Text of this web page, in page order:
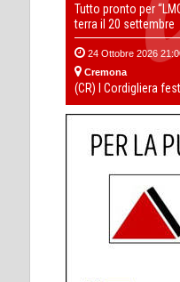
Tutto pronto per
terra il 20 settembre
24 Ottobre 2026
Cremona
(CR) I Cordigliera